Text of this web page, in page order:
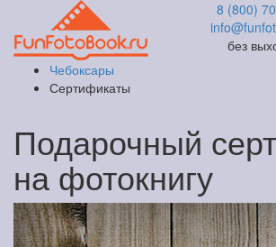
8 (800)
без
Чебоксары
Сертификаты
Подарочный
на фотокнигу